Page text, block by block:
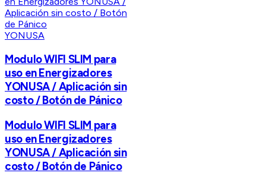
YONUSA
Modulo WIFI SLIM para
uso en Energizadores
YONUSA / Aplicación sin
costo / Botón de Pánico
Modulo WIFI SLIM para
uso en Energizadores
YONUSA / Aplicación sin
costo / Botón de Pánico